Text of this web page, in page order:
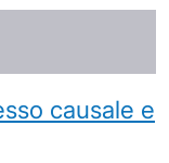
causale e